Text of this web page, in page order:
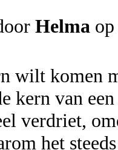
Helma
wilt komen
kern van
verdriet,
het